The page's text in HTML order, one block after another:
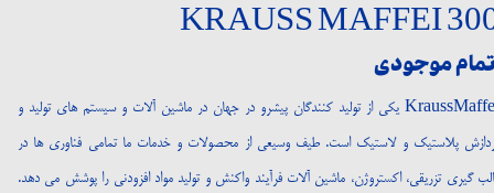
KRAUSS MAFFEI
موجودی
KraussMaffei یکی از تولید کنندگان پیشرو در جهان در ماشین آلات و سیستم های تولید و
پلاستیک و لاستیک است. طیف وسیعی از محصولات و خدمات ما تمامی فناوری ها در
گیری تزریقی، اکستروژن، ماشین آلات فرآیند واکنش و تولید مواد افزودنی را پوشش می دهد.